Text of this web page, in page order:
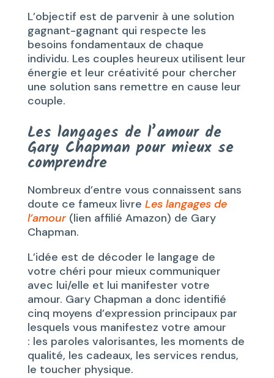
L’objectif est de parvenir à une solution
gagnant-gagnant qui respecte les
besoins fondamentaux de chaque
individu. Les couples heureux utilisent leur
énergie et leur créativité pour chercher
une solution sans remettre en cause leur
couple.
Les langages de l’amour de
Gary Chapman pour mieux se
comprendre
Nombreux d’entre vous connaissent sans
doute ce fameux livre Les langages de
l’amour(lien affilié Amazon) de Gary
Chapman.
L’idée est de décoder le langage de
votre chéri pour mieux communiquer
avec lui/elle et lui manifester votre
amour. Gary Chapman a donc identifié
cinq moyens d’expression principaux par
lesquels vous manifestez votre amour
: les paroles valorisantes, les moments de
qualité, les cadeaux, les services rendus,
le toucher physique.